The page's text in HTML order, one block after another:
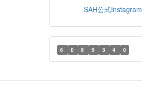
SAH公式Instagram
6 0 8 9 3 4 0